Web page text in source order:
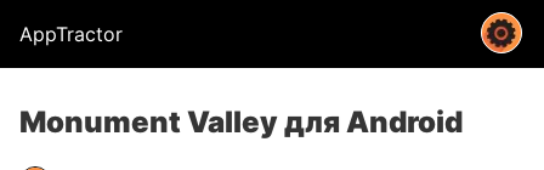
AppTractor
Monument Valley для Android